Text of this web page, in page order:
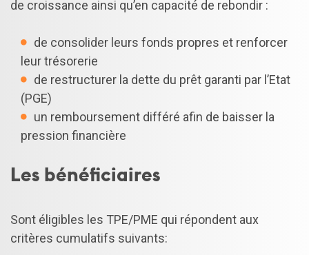
de croissance ainsi qu’en capacité de rebondir :
de consolider leurs fonds propres et renforcer
leur trésorerie
de restructurer la dette du prêt garanti par l’Etat
(PGE)
un remboursement différé afin de baisser la
pression financière
Les bénéficiaires
Sont éligibles les TPE/PME qui répondent aux
critères cumulatifs suivants: